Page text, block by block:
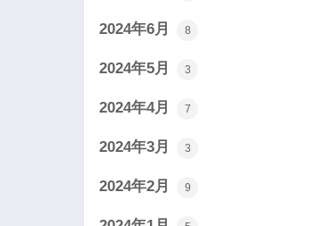
2024年6月 8
2024年5月 3
2024年4月 7
2024年3月 3
2024年2月 9